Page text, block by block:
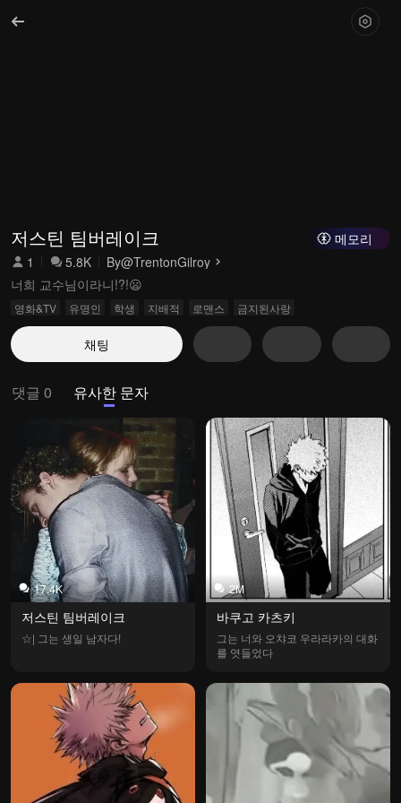
메모리
저스틴 팀버레이크
1 5.8K By@TrentonGilroy
너희 교수님이라니!?!😦
영화&TV 유명인 학생 지배적 로맨스 금지된사랑
채팅
댓글 0 유사한 문자
17.4K
저스틴 팀버레이크
☆| 그는 생일 남자다!
2M
바쿠고 카츠키
그는 너와 오챠코 우라라카의 대화
를 엿들었다